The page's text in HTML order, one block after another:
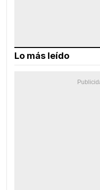
Lo más leído